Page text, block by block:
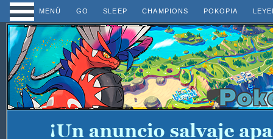
MENÚ GO SLEEP CHAMPIONS POKOPIA